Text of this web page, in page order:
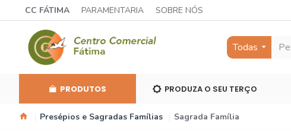
CC FÁTIMA PARAMENTARIA SOBRE NÓS
Todas
PRODUTOS PRODUZA O SEU TERÇO
Presépios e Sagradas Famílias Sagrada Família